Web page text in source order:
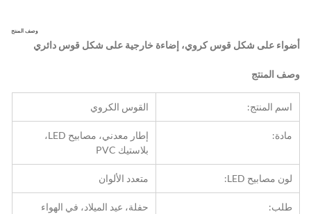
وصف المنتج
أضواء على شكل قوس كروي، إضاءة خارجية على شكل قوس دائري
وصف المنتج
اسم المنتج: القوس الكروي
مادة:
إطار معدني، مصابيح LED،
بلاستيك PVC
لون مصابيح LED: متعدد الألوان
طلب:
حفلة، عيد الميلاد، في الهواء